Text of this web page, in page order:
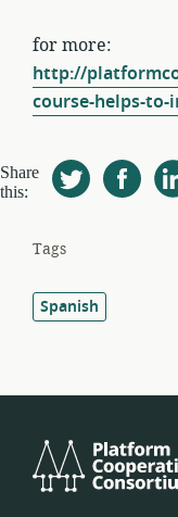
for more:
http://
course-helps-
Share
this:
Tags
Spanish